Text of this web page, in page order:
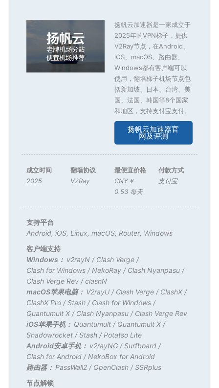
扬帆云加速器是一家成立于
2025年的VPN梯子，提供
V2Ray节点，在Android、
iOS、macOS、路由器、
Windows都有客户端可以
使用，翻墙梯子机场节点包
括新加坡、日本、台湾、美
国、法国、韩国等8个国家
和地区，支持支付宝支付。
扬帆云加速器官
网及评测
成立时间
2025
翻墙协议
V2Ray
最便宜价格
CNY￥
0.53 每天
付款方式
支付宝
支持平台
Android,iOS, Linux,macOS, Router, Windows
客户端支持
Windows： v2rayN / Clash Verge /
Clash for Windows / NekoRay / Clash Nyanpasu /
Clash Verge Rev /clashN
macOS苹果电脑： V2rayU / Clash Verge / ClashX /
ClashX Pro /Stash / Clash for Windows /
Quantumult X / Clash Nyanpasu / Clash Verge Rev
iOS苹果手机： Quantumult / Quantumult X /
Shadowrocket /Stash / Potatso Lite
Android安卓手机： v2rayNG /Surfboard /
Clash for Android / NekoBox for Android
路由器： PassWall2 / OpenClash /SSRplus
节点解锁